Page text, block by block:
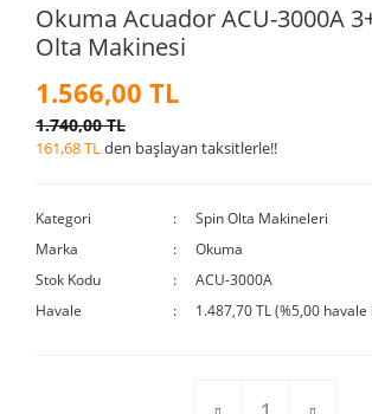
Okuma Acuador ACU-3000A
Olta Makinesi
1.566,00 TL
1.740,00 TL
161,68 TLden başlayan taksitlerle!!
Kategori
Spin Olta Makineleri
Marka
Okuma
Stok Kodu
ACU-3000A
Havale
1.487,70 TL (%5,00